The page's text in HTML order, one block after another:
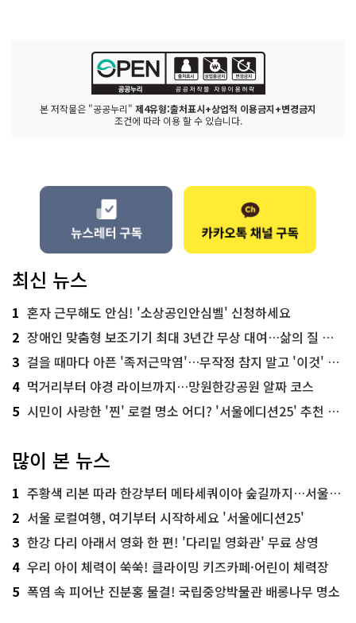
본 저작물은 "공공누리" 제4유형:출처표시+상업적 이용금지+변경금지
조건에 따라 이용 할 수 있습니다.
최신 뉴스
1 혼자 근무해도 안심! '소상공인안심벨' 신청하세요
2 장애인 맞춤형 보조기기 최대 3년간 무상 대여…삶의 질 높인다
3 걸을 때마다 아픈 '족저근막염'…무작정 참지 말고 '이것' 해보세요!
4 먹거리부터 야경 라이브까지…망원한강공원 알짜 코스
5 시민이 사랑한 '찐' 로컬 명소 어디? '서울에디션25' 추천 코스
많이 본 뉴스
1 주황색 리본 따라 한강부터 메타세쿼이아 숲길까지…서울둘레길 15코스
2 서울 로컬여행, 여기부터 시작하세요 '서울에디션25'
3 한강 다리 아래서 영화 한 편! '다리밑 영화관' 무료 상영
4 우리 아이 체력이 쑥쑥! 클라이밍 키즈카페·어린이 체력장
5 폭염 속 피어난 진분홍 물결! 국립중앙박물관 배롱나무 명소